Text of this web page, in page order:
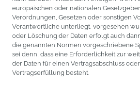
europäischen oder nationalen
Verordnungen, Gesetzen oder sonstigen
Verantwortliche unterliegt, vorgesehen
oder Löschung der Daten erfolgt auch
die genannten Normen vorgeschriebene
sei denn, dass eine Erforderlichkeit zur
der Daten für einen Vertragsabschluss
Vertragserfüllung besteht.